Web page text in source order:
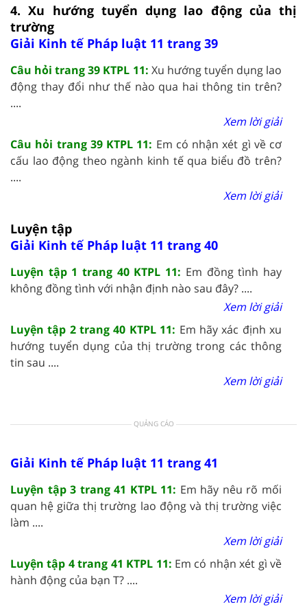
4. Xu hướng tuyển dụng lao động của thị
trường
Giải Kinh tế Pháp luật 11 trang 39
Câu hỏi trang 39 KTPL 11: Xu hướng tuyển dụng lao
động thay đổi như thế nào qua hai thông tin trên?
....
Xem lời giải
Câu hỏi trang 39 KTPL 11: Em có nhận xét gì về cơ
cấu lao động theo ngành kinh tế qua biểu đồ trên?
....
Xem lời giải
Luyện tập
Giải Kinh tế Pháp luật 11 trang 40
Luyện tập 1 trang 40 KTPL 11: Em đồng tình hay
không đồng tình với nhận định nào sau đây? ....
Xem lời giải
Luyện tập 2 trang 40 KTPL 11: Em hãy xác định xu
hướng tuyển dụng của thị trường trong các thông
tin sau ....
Xem lời giải
QUẢNG CÁO
Giải Kinh tế Pháp luật 11 trang 41
Luyện tập 3 trang 41 KTPL 11: Em hãy nêu rõ mối
quan hệ giữa thị trường lao động và thị trường việc
làm ....
Xem lời giải
Luyện tập 4 trang 41 KTPL 11: Em có nhận xét gì về
hành động của bạn T? ....
Xem lời giải